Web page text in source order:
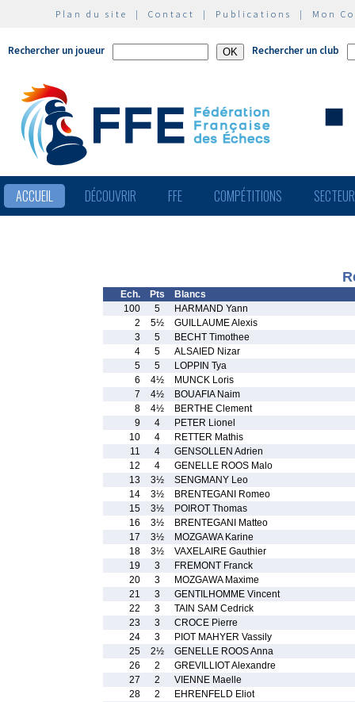
Plan du site | Contact | Publications | Mon
Rechercher un joueur Rechercher un club
ACCUEIL DÉCOUVRIR FFE COMPÉTITIONS
Ech. Pts
Blancs
100
5
HARMAND Yann
2
5½
GUILLAUME Alexis
3
5
BECHT Timothee
4
5
ALSAIED Nizar
5
5
LOPPIN Tya
6
4½
MUNCK Loris
7
4½
BOUAFIA Naim
8
4½
BERTHE Clement
9
4
PETER Lionel
10
4
RETTER Mathis
11
4
GENSOLLEN Adrien
12
4
GENELLE ROOS Malo
13
3½
SENGMANY Leo
14
3½
BRENTEGANI Romeo
15
3½
POIROT Thomas
16
3½
BRENTEGANI Matteo
17
3½
MOZGAWA Karine
18
3½
VAXELAIRE Gauthier
19
3
FREMONT Franck
20
3
MOZGAWA Maxime
21
3
GENTILHOMME Vincent
22
3
TAIN SAM Cedrick
23
3
CROCE Pierre
24
3
PIOT MAHYER Vassily
25
2½
GENELLE ROOS Anna
26
2
GREVILLIOT Alexandre
27
2
VIENNE Maelle
28
2
EHRENFELD Eliot